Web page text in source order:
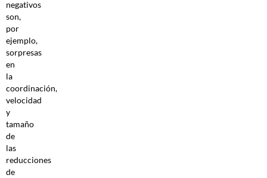
negativos
son,
por
ejemplo,
sorpresas
en
la
coordinación,
velocidad
y
tamaño
de
las
reducciones
de